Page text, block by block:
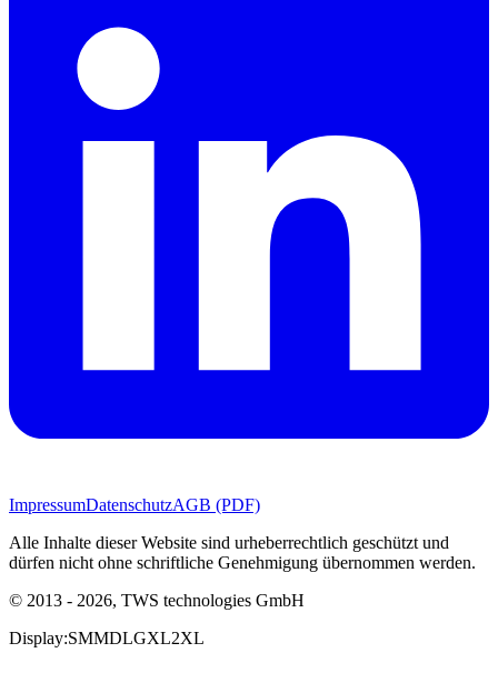
ImpressumDatenschutzAGB (PDF)
Alle Inhalte dieser Website sind urheberrechtlich geschützt und
dürfen nicht ohne schriftliche Genehmigung übernommen werden.
© 2013 - 2026, TWS technologies GmbH
Display:SMMDLGXL2XL